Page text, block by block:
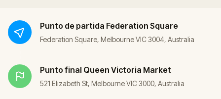
Punto de partida Federation Square
Federation Square, Melbourne VIC 3004, Australia
Punto final Queen Victoria Market
521 Elizabeth St, Melbourne VIC 3000, Australia